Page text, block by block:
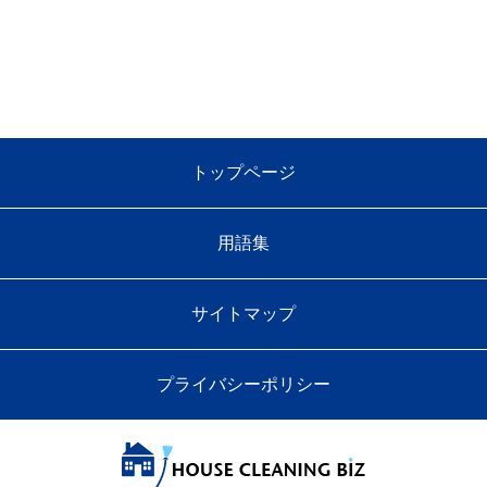
トップページ
用語集
サイトマップ
プライバシーポリシー